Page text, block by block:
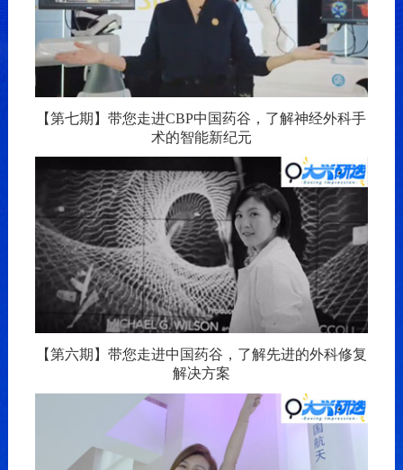
【第七期】带您走进CBP中国药谷，了解神经外科手
术的智能新纪元
【第六期】带您走进中国药谷，了解先进的外科修复
解决方案